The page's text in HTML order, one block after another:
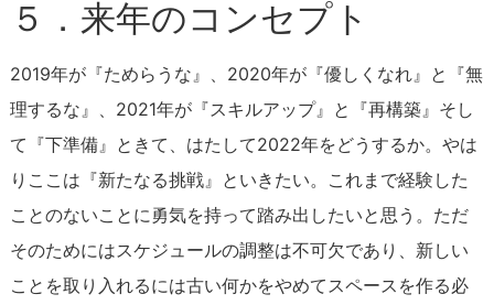
５．来年のコンセプト
2019年が『ためらうな』、2020年が『優しくなれ』と『無
理するな』、2021年が『スキルアップ』と『再構築』そし
て『下準備』ときて、はたして2022年をどうするか。やは
りここは『新たなる挑戦』といきたい。これまで経験した
ことのないことに勇気を持って踏み出したいと思う。ただ
そのためにはスケジュールの調整は不可欠であり、新しい
ことを取り入れるには古い何かをやめてスペースを作る必